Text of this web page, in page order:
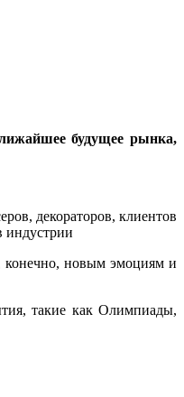
будущее рынка,
декораторов, клиентов
индустрии
новым эмоциям и
такие как Олимпиады,